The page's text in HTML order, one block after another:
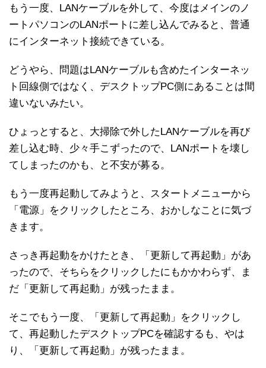
もう一度、LANケーブルを外して、今度はメインのノ
ートパソコンのLANポートに差し込んでみると、普通
にインターネット接続できている。
どうやら、問題はLANケーブルも含めたインターネッ
ト回線側ではなく、デスクトップPC側にあることは間
違いないみたい。
ひょっとすると、大掃除で外したLANケーブルを再び
差し込む時、少々手こずったので、LANポートを壊し
てしまったのかも、と不安が募る。
もう一度再起動してみようと、スタートメニューから
「電源」をクリックしたところ、おかしなことに気づ
きます。
さっき再起動をかけたとき、「更新して再起動」があ
ったので、そちらをクリックしたにもかかわらず、ま
だ「更新して再起動」が残ったまま。
そこでもう一度、「更新して再起動」をクリックし
て、再起動したデスクトップPCを確認するも、やは
り、「更新して再起動」が残ったまま。